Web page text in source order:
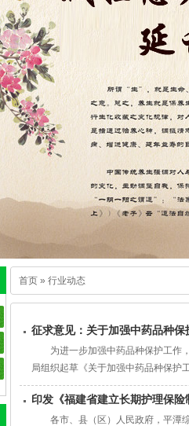
首页 » 行业动态
征求意见：关于加强中药品种保
为进一步加强中药品种保护工作，
局组织起草《关于加强中药品种保护
印发《福建省建立长期护理保险
各市、县（区）人民政府，平潭